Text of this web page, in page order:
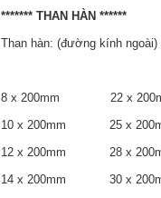
******* THAN HÀN ******
Than hàn: (đường kính
8 x 200mm 22 x
10 x 200mm 25 x
12 x 200mm 28 x
14 x 200mm 30 x